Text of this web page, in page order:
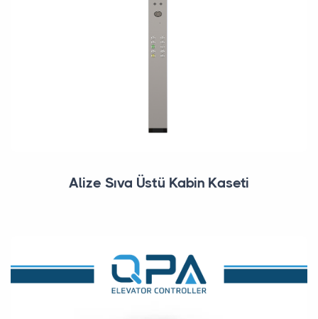
Alize Sıva Üstü Kabin Kaseti